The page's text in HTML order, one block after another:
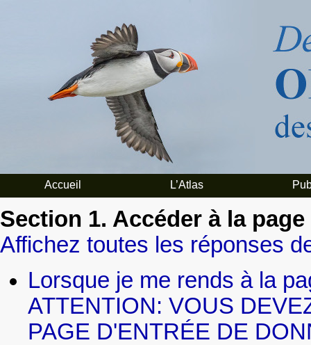
Accueil L’Atlas
Section 1. Accéder à la
Affichez toutes les réponses
Lorsque je me rends à la
ATTENTION: VOUS
PAGE D'ENTRÉE DE